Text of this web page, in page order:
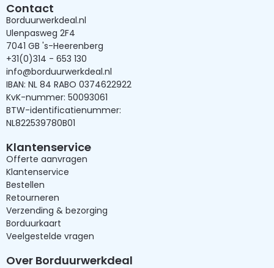
Contact
Borduurwerkdeal.nl
Ulenpasweg 2F4
7041 GB 's-Heerenberg
+31(0)314 - 653 130
info@borduurwerkdeal.nl
IBAN: NL 84 RABO 0374622922
KvK-nummer: 50093061
BTW-identificatienummer:
NL822539780B01
Klantenservice
Offerte aanvragen
Klantenservice
Bestellen
Retourneren
Verzending & bezorging
Borduurkaart
Veelgestelde vragen
Over Borduurwerkdeal